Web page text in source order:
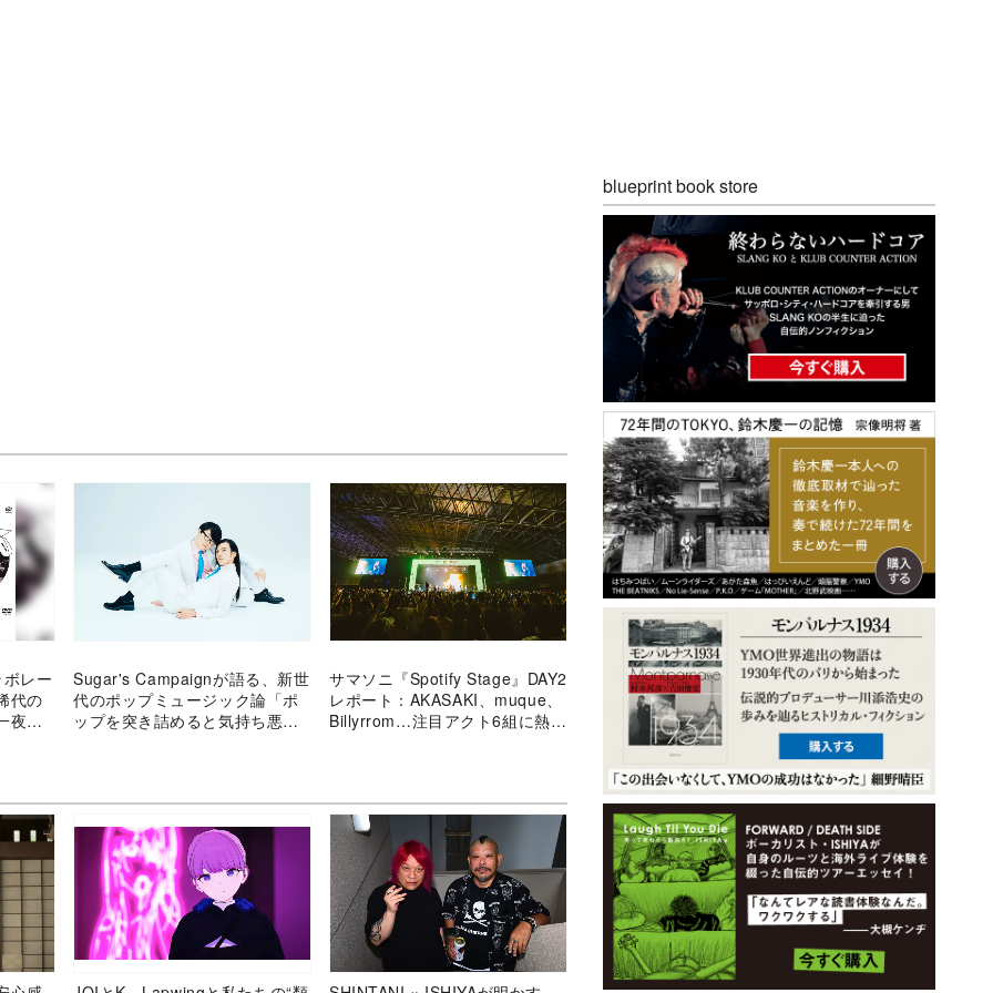
レー
代の
夜」
Sugar's Campaignが語る、新世
代のポップミュージック論「ポ
ップを突き詰めると気持ち悪く
サマソニ『Spotify Stage』DAY2
レポート：AKASAKI、muque、
Billyrrom…注目アクト6組に熱
blueprint book store